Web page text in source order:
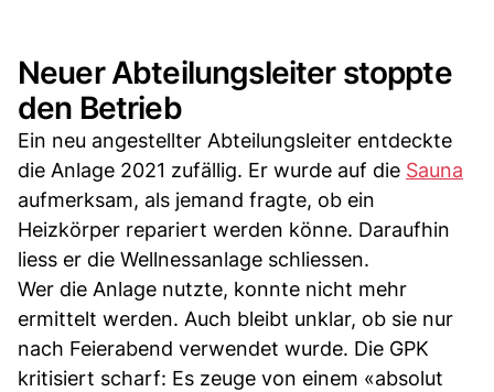
Neuer Abteilungsleiter stoppte
den Betrieb
Ein neu angestellter Abteilungsleiter entdeckte
die Anlage 2021 zufällig. Er wurde auf die Sauna
aufmerksam, als jemand fragte, ob ein
Heizkörper repariert werden könne. Daraufhin
liess er die Wellnessanlage schliessen.
Wer die Anlage nutzte, konnte nicht mehr
ermittelt werden. Auch bleibt unklar, ob sie nur
nach Feierabend verwendet wurde. Die GPK
kritisiert scharf: Es zeuge von einem «absolut